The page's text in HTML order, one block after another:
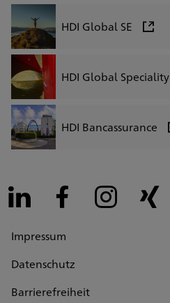
HDI Global SE
HDI Global Speciality
HDI Bancassurance
LinkedIn Facebook Instagram
Impressum
Datenschutz
Barrierefreiheit